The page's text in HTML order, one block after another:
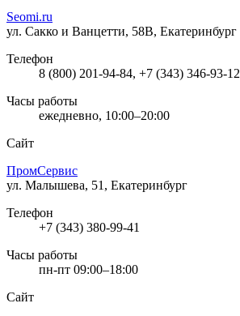
Seomi.ru
ул. Сакко и Ванцетти, 58В, Екатеринбург
Телефон
8 (800) 201-94-84, +7 (343) 346-93-12
Часы работы
ежедневно, 10:00–20:00
Сайт
ПромСервис
ул. Малышева, 51, Екатеринбург
Телефон
+7 (343) 380-99-41
Часы работы
пн-пт 09:00–18:00
Сайт